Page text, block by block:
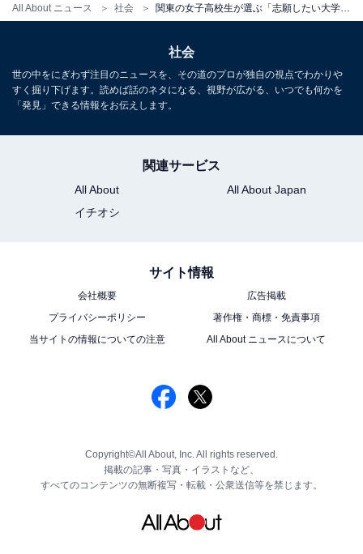
All About ニュース 社会 関東の女子高校生が選ぶ「志願したい大学」ランキング！ 3位「早稲田大学」を抑えた同率1位は？
社会
世の中をにぎわず注目のニュースを、その道のプロが独自の視点でわかりや
すく掘り下げます。読めば話のネタになる、視野が広がる、いつでも何かを
「発見」できる情報をお伝えします。
関連サービス
All About
All About Japan
イチオシ
サイト情報
会社概要
広告掲載
プライバシーポリシー
著作権・商標・免責事項
当サイトの情報についての注意
All About ニュースについて
Copyright©All About, Inc. All rights reserved.
掲載の記事・写真・イラストなど、
すべてのコンテンツの無断複写・転載・公衆送信等を禁じます。